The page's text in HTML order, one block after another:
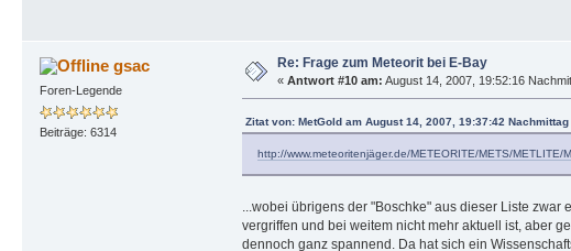
gsac
Foren-Legende
Beiträge: 6314
Re: Frage zum Meteorit bei E-Bay
« Antwort #10 am: August 14, 2007, 19:52:16
Zitat von: MetGold am August 14, 2007, 19:37:42 Nachmittag
http://www.meteoritenjäger.de/METEORITE/METS/METLITE/
...wobei übrigens der "Boschke" aus dieser Liste zwar
vergriffen und bei weitem nicht mehr aktuell ist, aber
dennoch ganz spannend. Da hat sich ein